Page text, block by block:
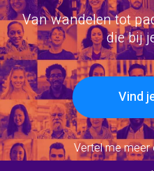
Van wandelen tot
die bij
Vind
Vertel me